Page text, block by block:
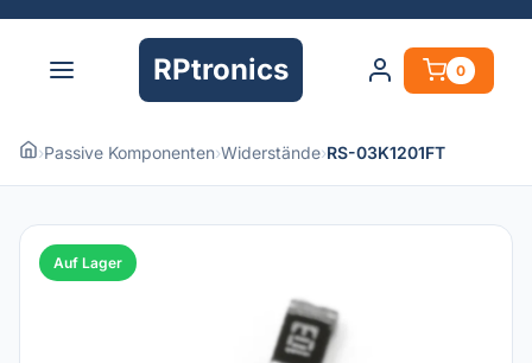
RPtronics 0
›Passive Komponenten›Widerstände›RS-03K1201FT
Auf Lager